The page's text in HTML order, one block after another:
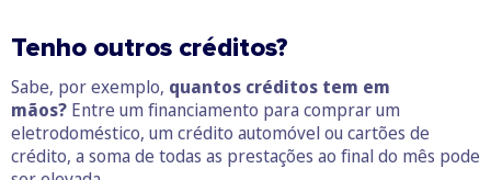
Tenho outros créditos?
Sabe, por exemplo, quantos créditos tem em
mãos? Entre um financiamento para comprar um
eletrodoméstico, um crédito automóvel ou cartões de
crédito, a soma de todas as prestações ao final do mês pode